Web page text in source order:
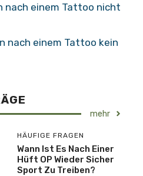
nach einem Tattoo nicht
nach einem Tattoo kein
mehr
HÄUFIGE FRAGEN
Wann Ist Es Nach Einer
Hüft OP Wieder Sicher
Sport Zu Treiben?